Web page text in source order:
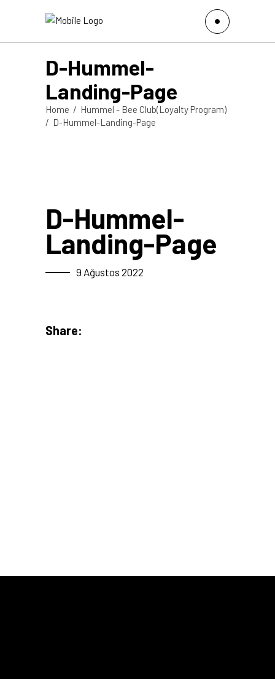
D-Hummel-
Landing-Page
Home / Hummel - Bee Club(Loyalty Program)
/ D-Hummel-Landing-Page
D-Hummel-
Landing-Page
9 Ağustos 2022
Share: